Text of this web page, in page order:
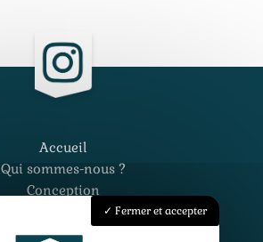
Accueil
Qui sommes-nous ?
Conception
Entretien de jardin
Fermer et accepter